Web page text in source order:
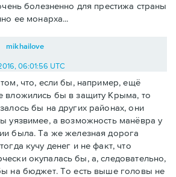
болезненно для престижа страны
ее монарха...
mikhailove
06:01:56 UTC
что, если бы, например, ещё
вложились бы в защиту Крыма, то
бы на других районах, они
уязвимее, а возможность манёвра у
была. Та же железная дорога
кучу денег и не факт, что
окупалась бы, а, следовательно,
на бюджет. То есть выше головы не